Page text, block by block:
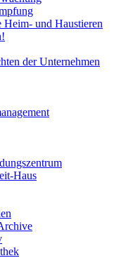
Heim- und Haustieren
der Unternehmen
Haus